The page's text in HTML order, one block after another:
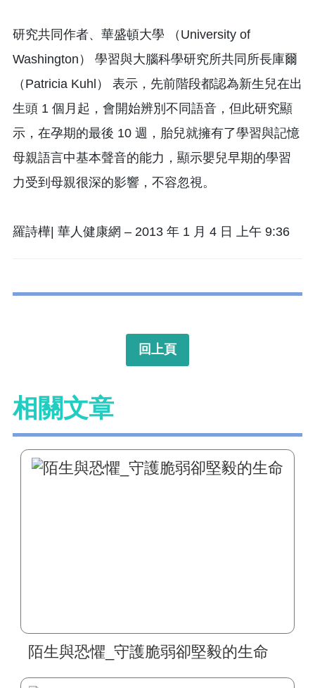
研究共同作者、華盛頓大學 （University of
Washington） 學習與大腦科學研究所共同所長庫爾
（Patricia Kuhl） 表示，先前階段都認為新生兒在出
生頭 1 個月起，會開始辨別不同語音，但此研究顯
示，在孕期的最後 10 週，胎兒就擁有了學習與記憶
母親語言中基本聲音的能力，顯示嬰兒早期的學習
力受到母親很深的影響，不容忽視。
羅詩樺| 華人健康網 – 2013 年 1 月 4 日 上午 9:36
回上頁
相關文章
陌生與恐懼_守護脆弱卻堅毅的生命